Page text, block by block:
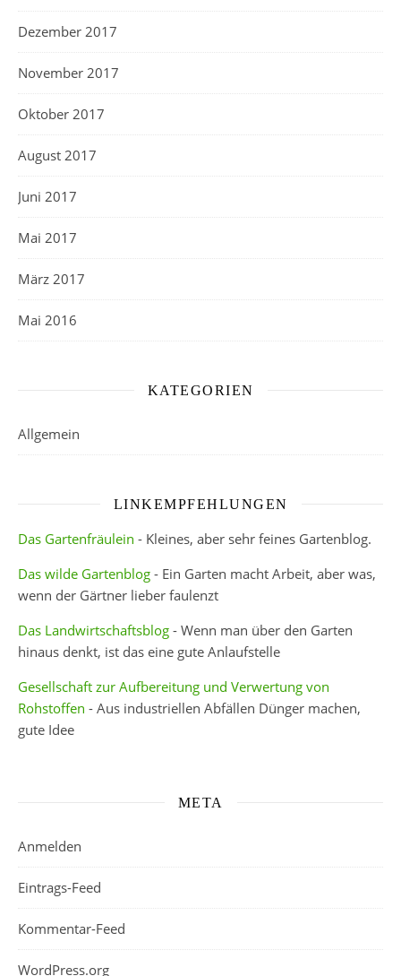
Dezember 2017
November 2017
Oktober 2017
August 2017
Juni 2017
Mai 2017
März 2017
Mai 2016
KATEGORIEN
Allgemein
LINKEMPFEHLUNGEN
Das Gartenfräulein - Kleines, aber sehr feines Gartenblog.
Das wilde Gartenblog - Ein Garten macht Arbeit, aber was,
wenn der Gärtner lieber faulenzt
Das Landwirtschaftsblog - Wenn man über den Garten
hinaus denkt, ist das eine gute Anlaufstelle
Gesellschaft zur Aufbereitung und Verwertung von
Rohstoffen - Aus industriellen Abfällen Dünger machen,
gute Idee
META
Anmelden
Eintrags-Feed
Kommentar-Feed
WordPress.org